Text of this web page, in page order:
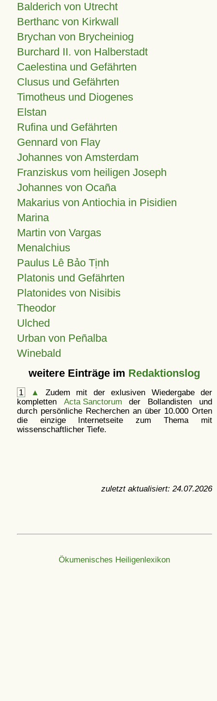
Balderich von Utrecht
Berthanc von Kirkwall
Brychan von Brycheiniog
Burchard II. von Halberstadt
Caelestina und Gefährten
Clusus und Gefährten
Timotheus und Diogenes
Elstan
Rufina und Gefährten
Gennard von Flay
Johannes von Amsterdam
Franziskus vom heiligen Joseph
Johannes von Ocaña
Makarius von Antiochia in Pisidien
Marina
Martin von Vargas
Menalchius
Paulus Lê Bảo Tịnh
Platonis und Gefährten
Platonides von Nisibis
Theodor
Ulched
Urban von Peñalba
Winebald
weitere Einträge im Redaktionslog
1 ▲
Zudem mit der exlusiven Wiedergabe der
kompletten Acta Sanctorum der Bollandisten und
durch persönliche Recherchen an über 10.000 Orten
die einzige Internetseite zum Thema mit
wissenschaftlicher Tiefe.
zuletzt aktualisiert: 24.07.2026
Ökumenisches Heiligenlexikon